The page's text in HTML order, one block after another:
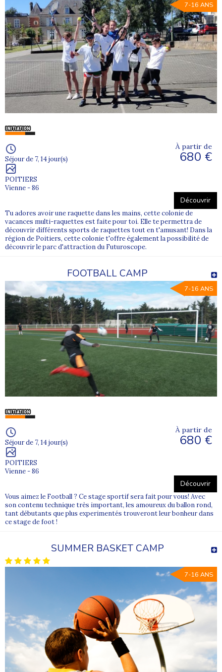
7-16 ANS
Séjour de 7, 14 jour(s)
POITIERS
Vienne - 86
À partir de
680 €
Découvrir
Tu adores avoir une raquette dans les mains, cette colonie de
vacances multi-raquettes est faite pour toi. Elle te permettra de
découvrir différents sports de raquettes tout en t'amusant! Dans la
région de Poitiers, cette colonie t'offre également la possibilité de
découvrir le parc d'attraction du Futuroscope.
FOOTBALL CAMP
7-16 ANS
Séjour de 7, 14 jour(s)
POITIERS
Vienne - 86
À partir de
680 €
Découvrir
Vous aimez le Football ? Ce stage sportif sera fait pour vous! Avec
son contenu technique très important, les amoureux du ballon rond,
tant débutants que plus experimentés trouveront leur bonheur dans
ce stage de foot !
SUMMER BASKET CAMP
7-16 ANS